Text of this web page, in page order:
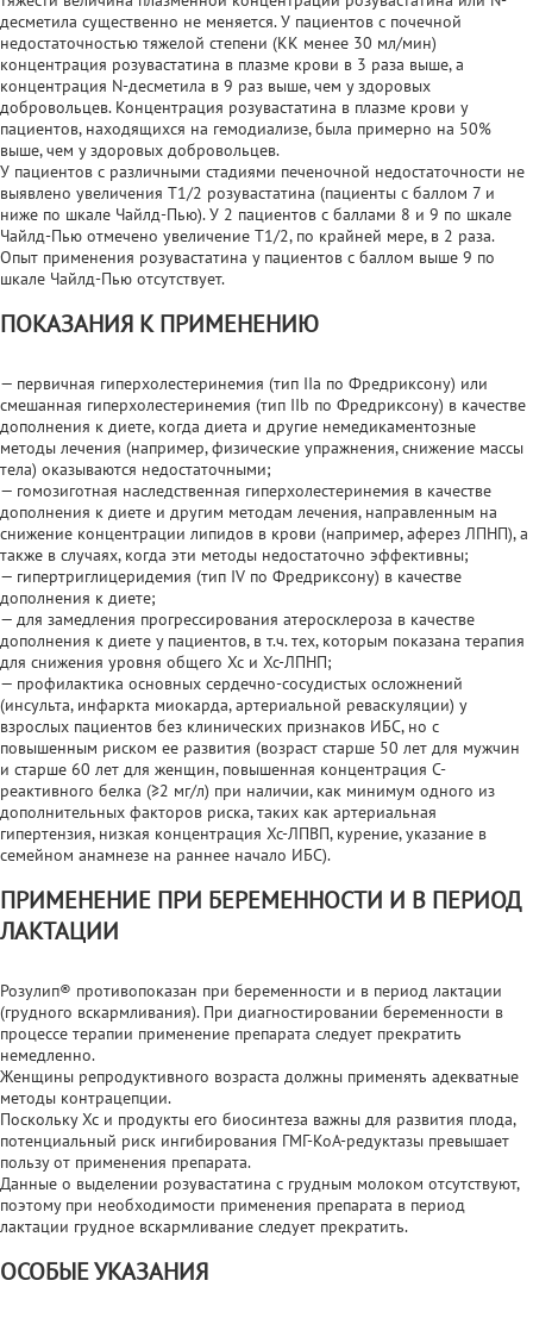
десметила существенно не меняется. У пациентов с почечной
недостаточностью тяжелой степени (КК менее 30 мл/мин)
концентрация розувастатина в плазме крови в 3 раза выше, а
концентрация N-десметила в 9 раз выше, чем у здоровых
добровольцев. Концентрация розувастатина в плазме крови у
пациентов, находящихся на гемодиализе, была примерно на 50%
выше, чем у здоровых добровольцев.
У пациентов с различными стадиями печеночной недостаточности не
выявлено увеличения T1/2 розувастатина (пациенты с баллом 7 и
ниже по шкале Чайлд-Пью). У 2 пациентов с баллами 8 и 9 по шкале
Чайлд-Пью отмечено увеличение T1/2, по крайней мере, в 2 раза.
Опыт применения розувастатина у пациентов с баллом выше 9 по
шкале Чайлд-Пью отсутствует.
ПОКАЗАНИЯ К ПРИМЕНЕНИЮ
— первичная гиперхолестеринемия (тип IIа по Фредриксону) или
смешанная гиперхолестеринемия (тип IIb по Фредриксону) в качестве
дополнения к диете, когда диета и другие немедикаментозные
методы лечения (например, физические упражнения, снижение массы
тела) оказываются недостаточными;
— гомозиготная наследственная гиперхолестеринемия в качестве
дополнения к диете и другим методам лечения, направленным на
снижение концентрации липидов в крови (например, аферез ЛПНП), а
также в случаях, когда эти методы недостаточно эффективны;
— гипертриглицеридемия (тип IV по Фредриксону) в качестве
дополнения к диете;
— для замедления прогрессирования атеросклероза в качестве
дополнения к диете у пациентов, в т.ч. тех, которым показана терапия
для снижения уровня общего Хс и Хс-ЛПНП;
— профилактика основных сердечно-сосудистых осложнений
(инсульта, инфаркта миокарда, артериальной реваскуляции) у
взрослых пациентов без клинических признаков ИБС, но с
повышенным риском ее развития (возраст старше 50 лет для мужчин
и старше 60 лет для женщин, повышенная концентрация С-
реактивного белка (≥2 мг/л) при наличии, как минимум одного из
дополнительных факторов риска, таких как артериальная
гипертензия, низкая концентрация Хс-ЛПВП, курение, указание в
семейном анамнезе на раннее начало ИБС).
ПРИМЕНЕНИЕ ПРИ БЕРЕМЕННОСТИ И В ПЕРИОД
ЛАКТАЦИИ
Розулип® противопоказан при беременности и в период лактации
(грудного вскармливания). При диагностировании беременности в
процессе терапии применение препарата следует прекратить
немедленно.
Женщины репродуктивного возраста должны применять адекватные
методы контрацепции.
Поскольку Хс и продукты его биосинтеза важны для развития плода,
потенциальный риск ингибирования ГМГ-КоА-редуктазы превышает
пользу от применения препарата.
Данные о выделении розувастатина с грудным молоком отсутствуют,
поэтому при необходимости применения препарата в период
лактации грудное вскармливание следует прекратить.
ОСОБЫЕ УКАЗАНИЯ